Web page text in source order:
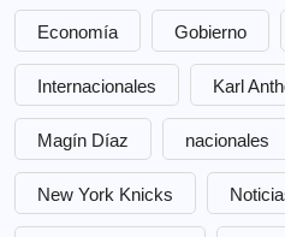
Economía Gobierno
Internacionales Karl
Magín Díaz nacionales
New York Knicks